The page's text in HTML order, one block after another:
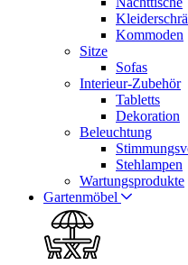
Kommoden
Sitze
Sofas
Interieur-Zubehör
Tabletts
Dekoration
Beleuchtung
Stehlampen
Wartungsprodukte
Gartenmöbel